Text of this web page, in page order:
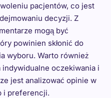
pacjentów, co jest
decyzji. Z
mogą być
powinien skłonić do
wyboru. Warto również
indywidualne oczekiwania i
jest analizować opinie w
i preferencji.